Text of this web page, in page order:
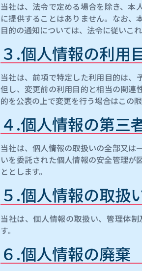
当社は、法令で定める場合を除き、本
に提供することはありません。なお、
目的の通知については、法令に従いこ
３.個人情報の利用
当社は、前項で特定した利用目的は、
但し、変更前の利用目的と相当の関連
的を公表の上で変更を行う場合はこの
４.個人情報の第三
当社は、個人情報の取扱いの全部又は
いを委託された個人情報の安全管理が
ととします。
５.個人情報の取扱
当社は、個人情報の取扱い、管理体
す。
６.個人情報の廃棄